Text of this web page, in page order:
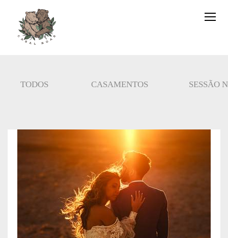
TODOS CASAMENTOS SESSÃO